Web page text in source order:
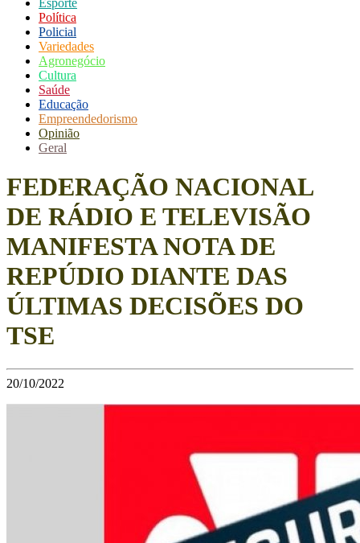
Esporte
Política
Policial
Variedades
Agronegócio
Cultura
Saúde
Educação
Empreendedorismo
Opinião
Geral
FEDERAÇÃO NACIONAL
DE RÁDIO E TELEVISÃO
MANIFESTA NOTA DE
REPÚDIO DIANTE DAS
ÚLTIMAS DECISÕES DO
TSE
20/10/2022